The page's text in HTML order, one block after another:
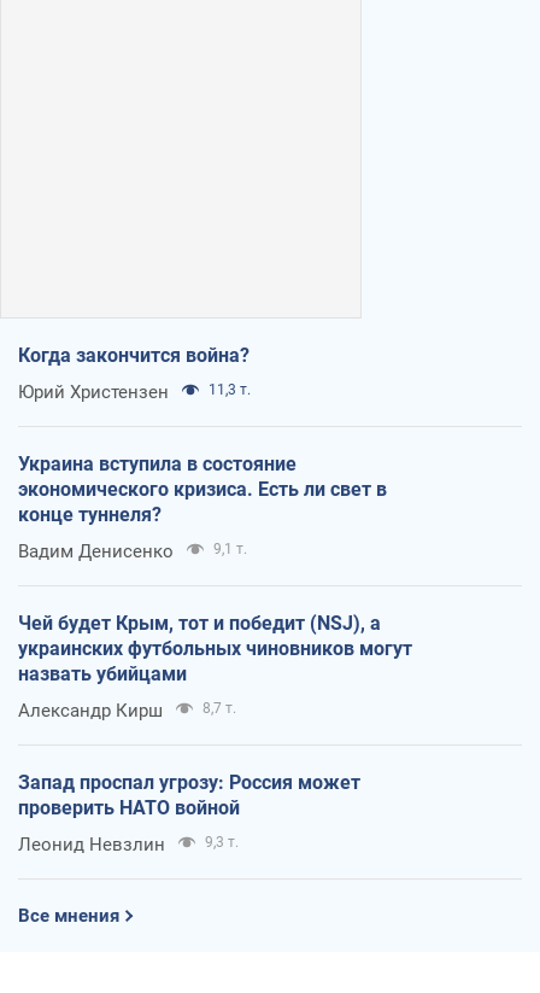
Когда закончится война?
Юрий Христензен 11,3 т.
Украина вступила в состояние
экономического кризиса. Есть ли свет в
конце туннеля?
Вадим Денисенко 9,1 т.
Чей будет Крым, тот и победит (NSJ), а
украинских футбольных чиновников могут
назвать убийцами
Александр Кирш 8,7 т.
Запад проспал угрозу: Россия может
проверить НАТО войной
Леонид Невзлин 9,3 т.
Все мнения